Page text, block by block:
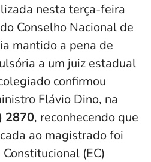
nesta terça-feira
Conselho Nacional de
mantido a pena de
a um juiz estadual
confirmou
Flávio Dino, na
2870, reconhecendo que
ao magistrado foi
(EC)